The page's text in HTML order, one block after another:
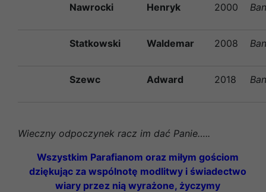
Nawrocki Henryk 2000
Statkowski Waldemar 2008
Szewc Adward 2018
Wieczny odpoczynek racz im dać Panie…..
Wszystkim Parafianom oraz miłym gościom
dziękując za wspólnotę modlitwy i świadectwo
wiary przez nią wyrażone, życzymy